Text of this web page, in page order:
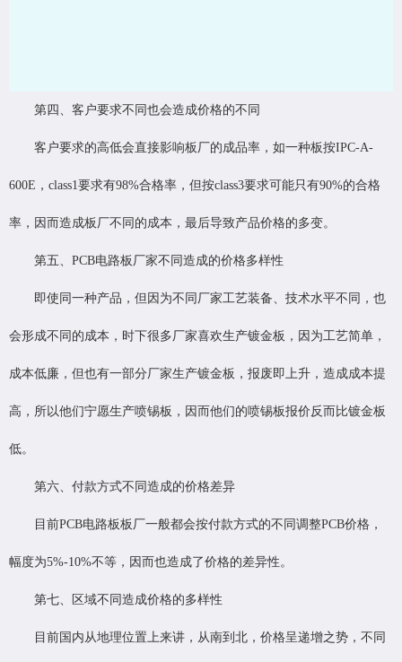
第四、客户要求不同也会造成价格的不同
客户要求的高低会直接影响板厂的成品率，如一种板按IPC-A-
600E，class1要求有98%合格率，但按class3要求可能只有90%的合格
率，因而造成板厂不同的成本，最后导致产品价格的多变。
第五、PCB电路板厂家不同造成的价格多样性
即使同一种产品，但因为不同厂家工艺装备、技术水平不同，也
会形成不同的成本，时下很多厂家喜欢生产镀金板，因为工艺简单，
成本低廉，但也有一部分厂家生产镀金板，报废即上升，造成成本提
高，所以他们宁愿生产喷锡板，因而他们的喷锡板报价反而比镀金板
低。
第六、付款方式不同造成的价格差异
目前PCB电路板板厂一般都会按付款方式的不同调整PCB价格，
幅度为5%-10%不等，因而也造成了价格的差异性。
第七、区域不同造成价格的多样性
目前国内从地理位置上来讲，从南到北，价格呈递增之势，不同